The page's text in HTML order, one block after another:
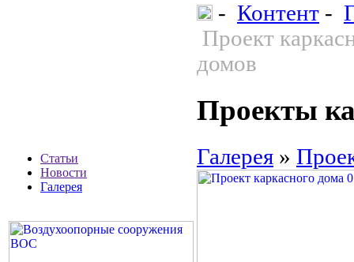
Статьи
Новости
Галерея
- Контент -
Проект
домов
Проекты
Галерея »